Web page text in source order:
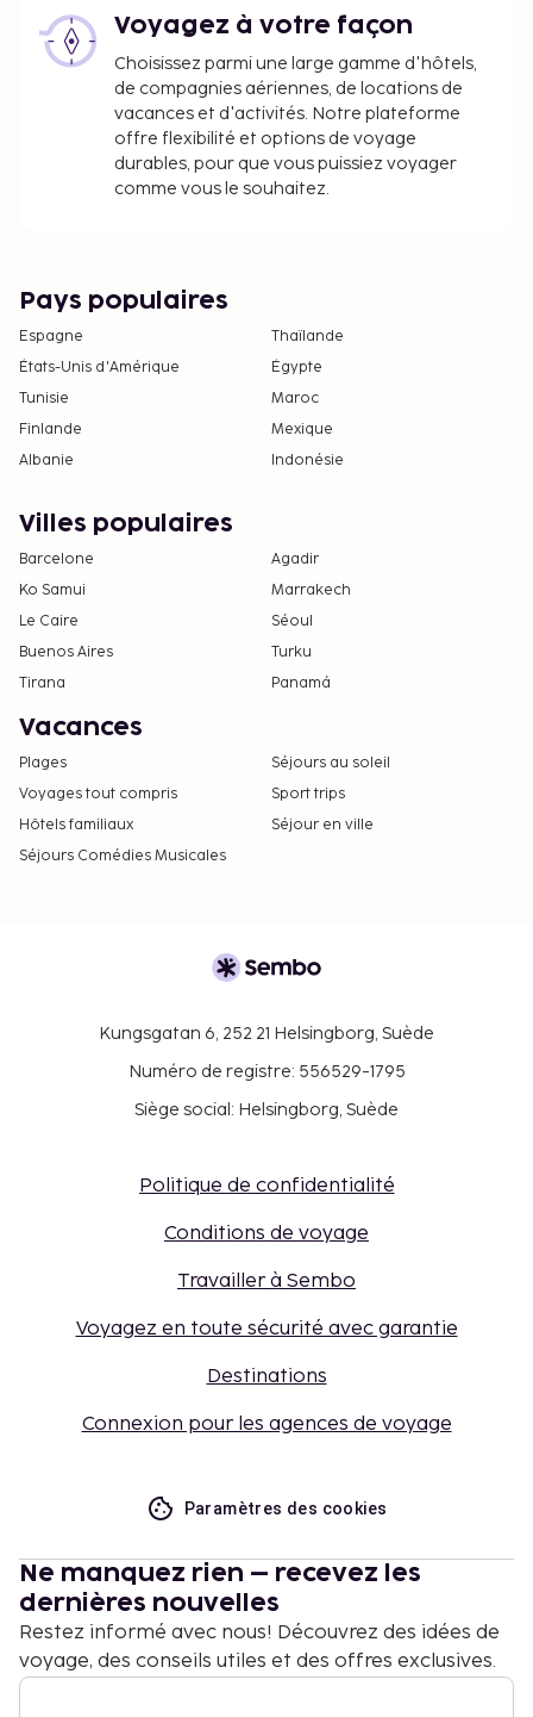
taxe et sont soumis à modification.
Cet hébergement a pour politique de refuser les
réservations de groupes se réunissant pour
certaines fêtes ou événements particuliers tels
que les enterrements de vie de jeune fille et de
garçon.
Voyagez à votre façon
Choisissez parmi une large gamme d'hôtels,
de compagnies aériennes, de locations de
vacances et d'activités. Notre plateforme
offre flexibilité et options de voyage
durables, pour que vous puissiez voyager
comme vous le souhaitez.
Pays populaires
Espagne
Thaïlande
États-Unis d'Amérique
Égypte
Tunisie
Maroc
Finlande
Mexique
Albanie
Indonésie
Villes populaires
Barcelone
Agadir
Ko Samui
Marrakech
Le Caire
Séoul
Buenos Aires
Turku
Tirana
Panamá
Vacances
Plages
Séjours au soleil
Voyages tout compris
Sport trips
Hôtels familiaux
Séjour en ville
Séjours Comédies Musicales
Kungsgatan 6, 252 21 Helsingborg, Suède
Numéro de registre: 556529-1795
Siège social: Helsingborg, Suède
Politique de confidentialité
Conditions de voyage
Travailler à Sembo
Voyagez en toute sécurité avec garantie
Destinations
Connexion pour les agences de voyage
Paramètres des cookies
Ne manquez rien – recevez les
dernières nouvelles
Restez informé avec nous! Découvrez des idées de
voyage, des conseils utiles et des offres exclusives.